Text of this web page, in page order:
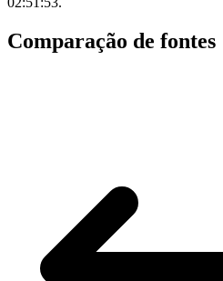
Comparação de fontes